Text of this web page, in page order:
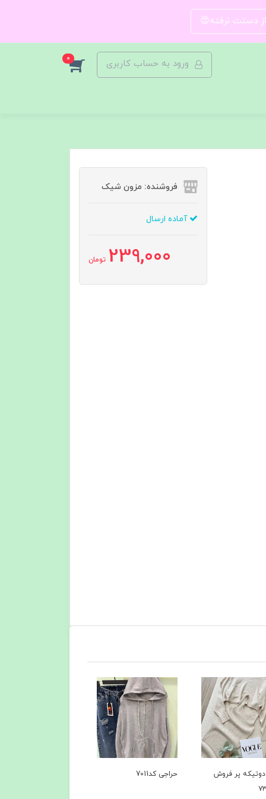
از دستت نرفته😍
ورود به حساب کاربری 0
فروشنده: مزون شیک
آماده ارسال
239,000 تومان
کاپشن کد 6735